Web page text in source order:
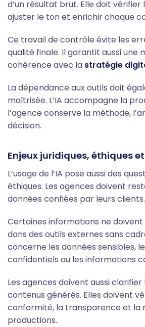
d’un résultat brut. Elle doit vérifier
ajuster le ton et enrichir chaque
Ce travail de contrôle évite les
qualité finale. Il garantit aussi une
cohérence avec la stratégie
La dépendance aux outils doit
maîtrisée. L’IA accompagne la
l’agence conserve la méthode,
décision.
Enjeux juridiques, éthiques
L’usage de l’IA pose aussi des
éthiques. Les agences doivent
données confiées par leurs clients.
Certaines informations ne
dans des outils externes sans
concerne les données sensibles,
confidentiels ou les informations
Les agences doivent aussi clarifier
contenus générés. Elles doivent
conformité, la transparence et la
productions.